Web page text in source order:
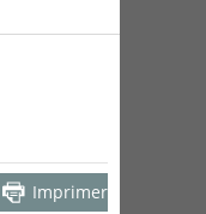
Imprimer